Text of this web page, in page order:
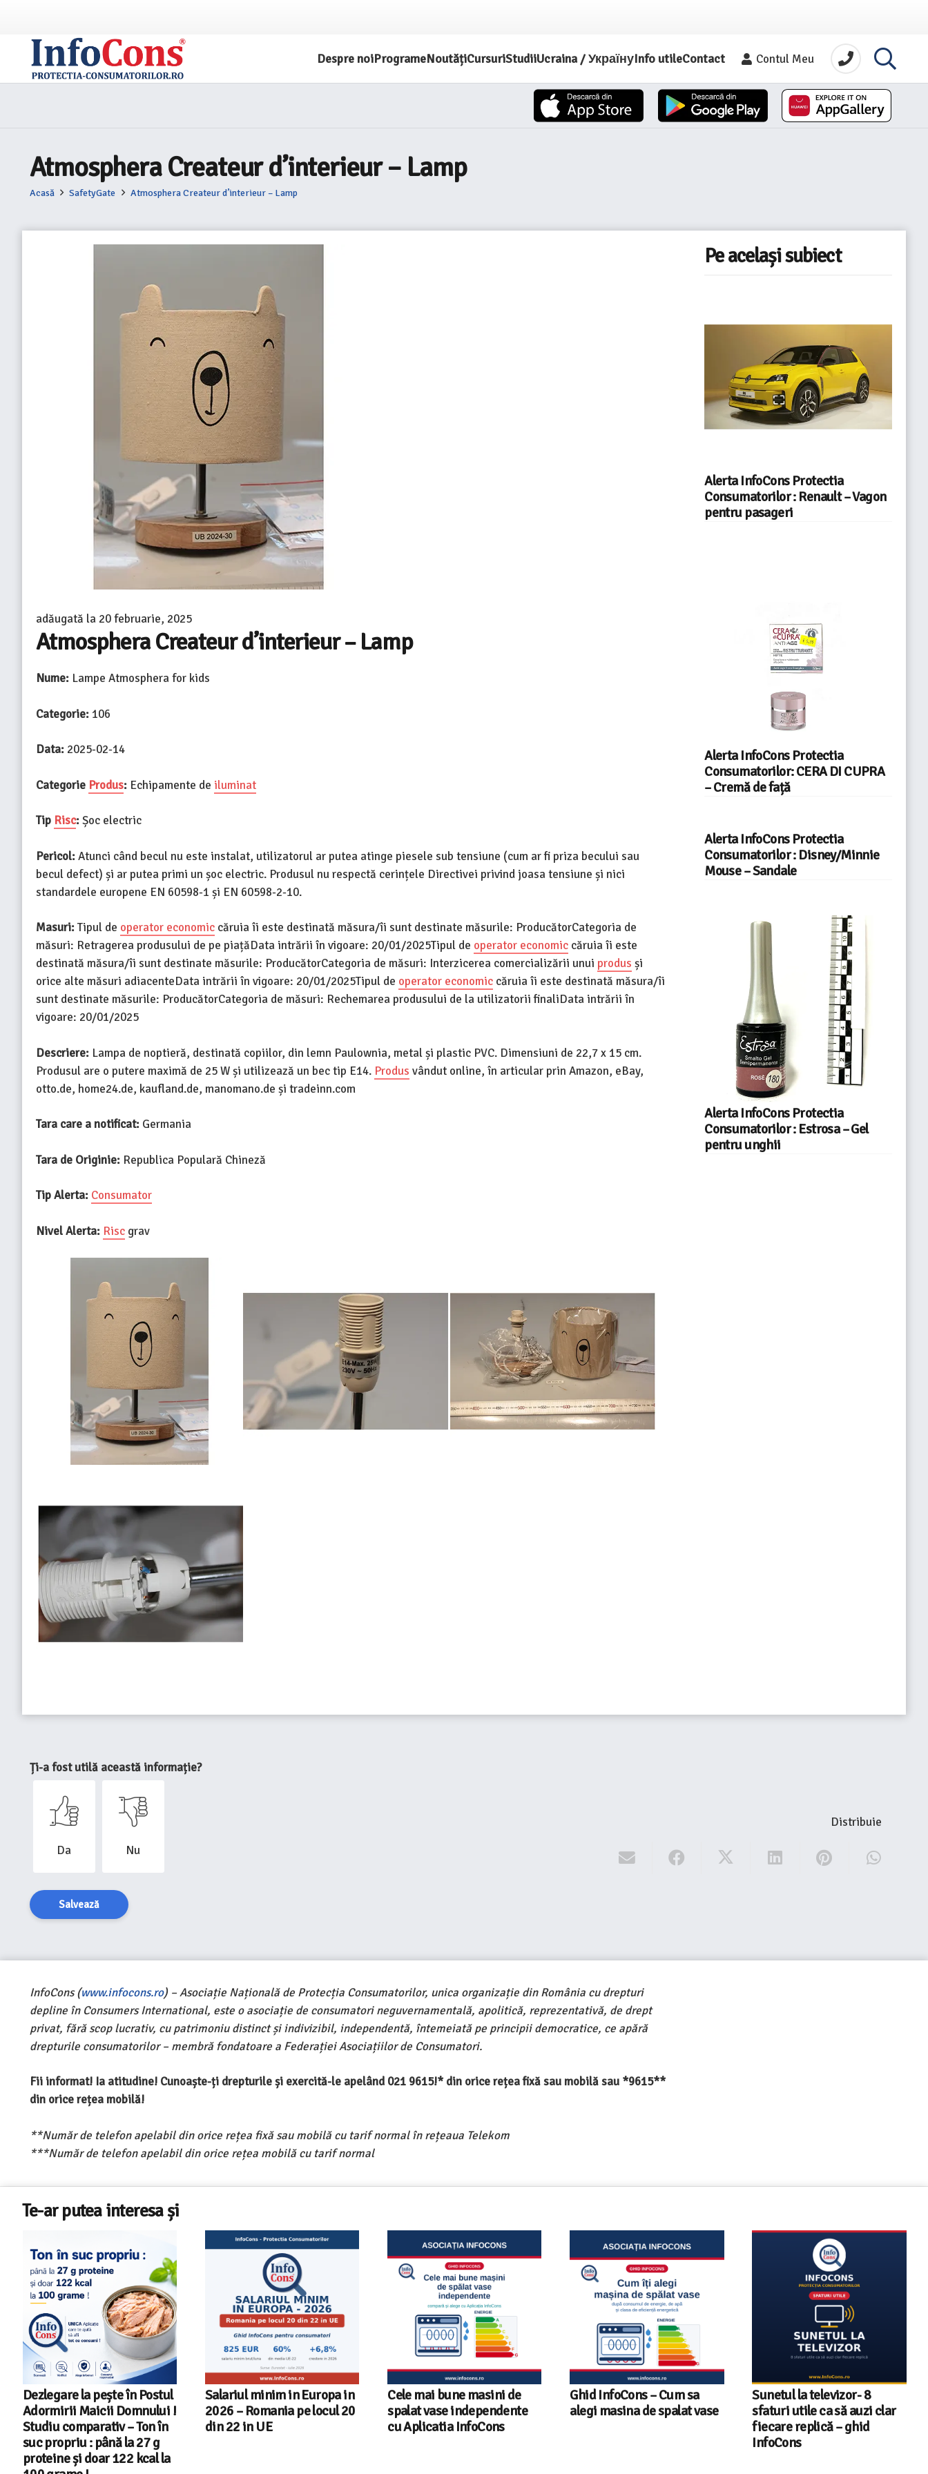
Despre noiProgrameNoutățiCursuriStudiiUcraina / УкраїнуInfo utileContact Contul Meu
Atmosphera Createur d’interieur – Lamp
Acasă SafetyGate Atmosphera Createur d’interieur – Lamp
adăugată la 20 februarie, 2025
Atmosphera Createur d’interieur – Lamp
Nume: Lampe Atmosphera for kids
Categorie: 106
Data: 2025-02-14
Categorie Produs: Echipamente de iluminat
Tip Risc:Șoc electric
Pericol:Atunci când becul nu este instalat, utilizatorul ar putea atinge piesele sub tensiune (cum ar fi priza becului sau
becul defect) și ar putea primi un șoc electric. Produsul nu respectă cerințele Directivei privind joasa tensiune și nici
standardele europene EN 60598-1 și EN 60598-2-10.
Masuri:Tipul de operator economic căruia îi este destinată măsura/îi sunt destinate măsurile: ProducătorCategoria de
măsuri: Retragerea produsului de pe piațăData intrării în vigoare: 20/01/2025Tipul de operator economic căruia îi este
destinată măsura/îi sunt destinate măsurile: ProducătorCategoria de măsuri: Interzicerea comercializării unui produs și
orice alte măsuri adiacenteData intrării în vigoare: 20/01/2025Tipul de operator economic căruia îi este destinată măsura/îi
sunt destinate măsurile: ProducătorCategoria de măsuri: Rechemarea produsului de la utilizatorii finaliData intrării în
vigoare: 20/01/2025
Descriere: Lampa de noptieră, destinată copiilor, din lemn Paulownia, metal și plastic PVC. Dimensiuni de 22,7 x 15 cm.
Produsul are o putere maximă de 25 W și utilizează un bec tip E14. Produs vândut online, în articular prin Amazon, eBay,
otto.de, home24.de, kaufland.de, manomano.de și tradeinn.com
Tara care a notificat: Germania
Tara de Originie: Republica Populară Chineză
Tip Alerta: Consumator
Nivel Alerta: Risc grav
Pe același subiect
Alerta InfoCons Protectia
Consumatorilor : Renault – Vagon
pentru pasageri
Alerta InfoCons Protectia
Consumatorilor: CERA DI CUPRA
– Cremă de față
Alerta InfoCons Protectia
Consumatorilor : Disney/Minnie
Mouse – Sandale
Alerta InfoCons Protectia
Consumatorilor : Estrosa – Gel
pentru unghii
Ți-a fost utilă această informație?
Da Nu
Salvează
Distribuie
InfoCons (www.infocons.ro) – Asociație Națională de Protecția Consumatorilor, unica organizație din România cu drepturi
depline în Consumers International, este o asociație de consumatori neguvernamentală, apolitică, reprezentativă, de drept
privat, fără scop lucrativ, cu patrimoniu distinct și indivizibil, independentă, întemeiată pe principii democratice, ce apără
drepturile consumatorilor – membră fondatoare a Federației Asociațiilor de Consumatori.
Fii informat! Ia atitudine! Cunoaște-ți drepturile și exercită-le apelând 021 9615!* din orice rețea fixă sau mobilă sau *9615**
din orice rețea mobilă!
**Număr de telefon apelabil din orice rețea fixă sau mobilă cu tarif normal în rețeaua Telekom
***Număr de telefon apelabil din orice rețea mobilă cu tarif normal
Te-ar putea interesa și
Salariul minim in Europa in
2026 – Romania pe locul 20
din 22 in UE
Cele mai bune masini de
spalat vase independente
cu Aplicatia InfoCons
Ghid InfoCons – Cum sa
alegi masina de spalat vase
Sunetul la televizor- 8
sfaturi utile ca să auzi clar
Televizoare Toshiba în
România – gama de modele,
tehnologii și date statistice
InfoCons